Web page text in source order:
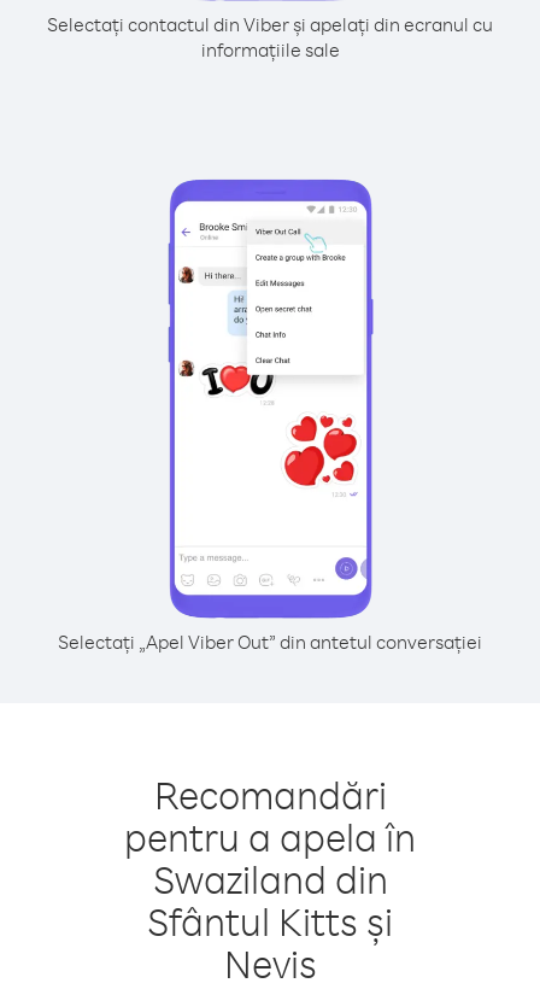
Selectați contactul din Viber și apelați din ecranul cu
informațiile sale
Selectați „Apel Viber Out” din antetul conversației
Recomandări
pentru a apela în
Swaziland din
Sfântul Kitts și
Nevis